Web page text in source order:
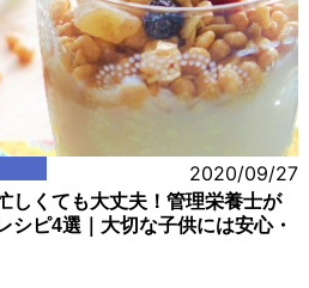
2020/09/27
しくても大丈夫！管理栄養士が
シピ4選｜大切な子供には安心・